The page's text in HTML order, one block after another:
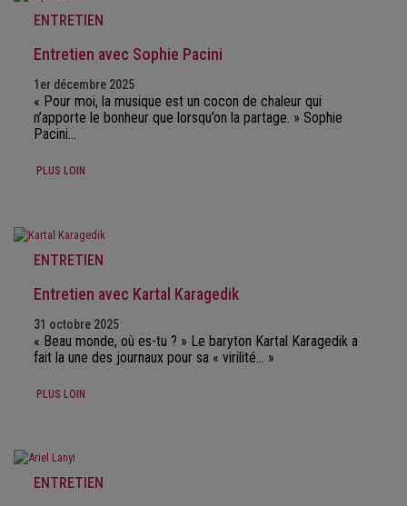
ENTRETIEN
Entretien avec Sophie Pacini
1er décembre 2025
« Pour moi, la musique est un cocon de chaleur qui
n’apporte le bonheur que lorsqu’on la partage. » Sophie
Pacini…
PLUS LOIN
ENTRETIEN
Entretien avec Kartal Karagedik
31 octobre 2025
« Beau monde, où es-tu ? » Le baryton Kartal Karagedik a
fait la une des journaux pour sa « virilité… »
PLUS LOIN
ENTRETIEN